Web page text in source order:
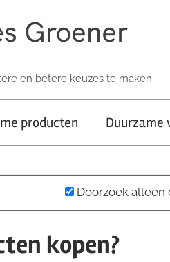
en betere keuzes te maken
producten Duurzame
Doorzoek alleen
kopen?